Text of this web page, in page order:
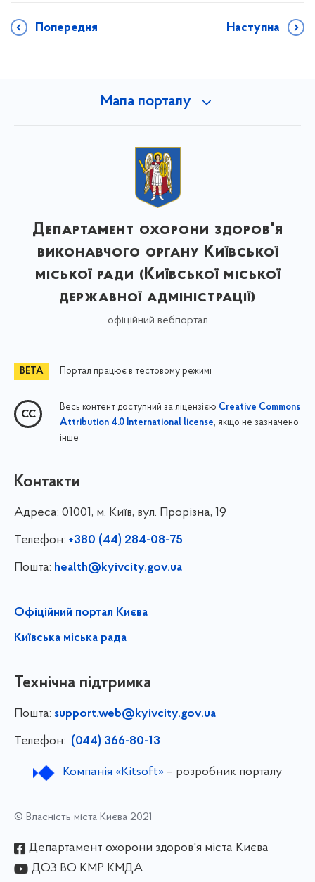
Попередня Наступна
Мапа порталу
Департамент охорони здоров'я
виконавчого органу Київської
міської ради (Київської міської
державної адміністрації)
офіційний вебпортал
Портал працює в тестовому режимі
Весь контент доступний за ліцензією Creative Commons
Attribution 4.0 International license, якщо не зазначено
інше
Контакти
Адреса: 01001, м. Київ, вул. Прорізна, 19
Телефон: +380 (44) 284-08-75
Пошта: health@kyivcity.gov.ua
Офіційний портал Києва
Київська міська рада
Технічна підтримка
Пошта: support.web@kyivcity.gov.ua
Телефон: (044) 366-80-13
Компанія «Kitsoft»– розробник порталу
© Власність міста Києва 2021
Департамент охорони здоров'я міста Києва
ДОЗ ВО КМР КМДА